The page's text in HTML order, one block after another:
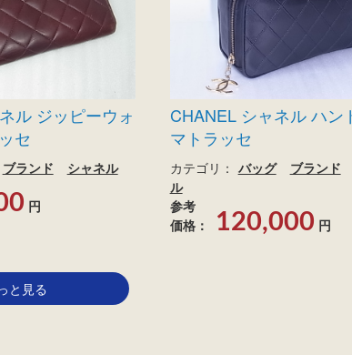
ル ジッピーウォ
セ
ブランド
シャネル
円
CHANEL シャネル ハン
マトラッセ
カテゴリ： バッグ
ブランド
ル
参考
価格：
120,000 円
と見る